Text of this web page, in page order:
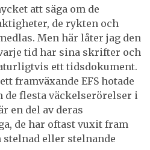
att säga om de
de rykten och
Men här låter jag den
tid har sina skrifter och
ett tidsdokument.
framväxande EFS hotade
flesta väckelserörelser i
en del av deras
de har oftast vuxit fram
eller stelnande